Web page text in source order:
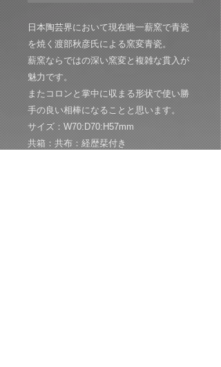
日本陶芸界において現在唯一薪窯で青瓷
を焼く渡部秋彦氏による窯変青瓷。
薪窯ならではの深い窯変と複雑な貫入が
魅力です。
またコロンと掌中に収まる形状で使い勝
手の良い相棒になることと思います。
サイズ：W70:D70:H57mm
共箱：共布：経歴栞付き